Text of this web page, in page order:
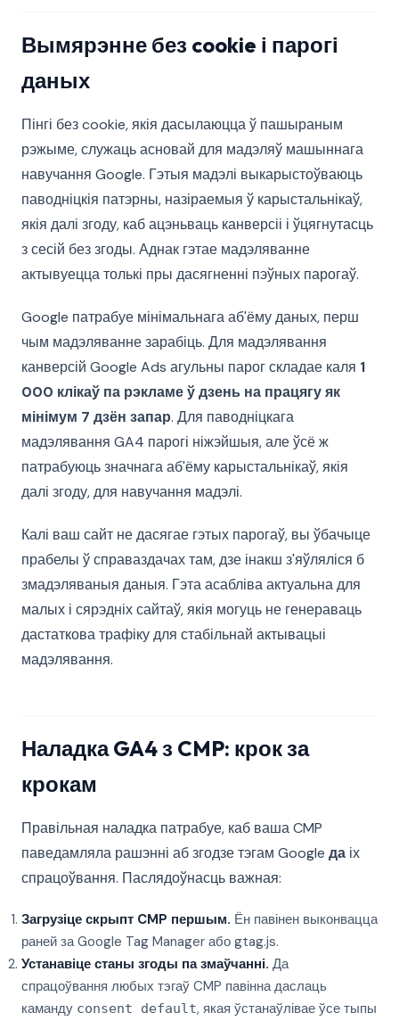
Вымярэнне без cookie і парогі
даных
Пінгі без cookie, якія дасылаюцца ў пашыраным
рэжыме, служаць асновай для мадэляў машыннага
навучання Google. Гэтыя мадэлі выкарыстоўваюць
паводніцкія патэрны, назіраемыя ў карыстальнікаў,
якія далі згоду, каб ацэньваць канверсіі і ўцягнутасць
з сесій без згоды. Аднак гэтае мадэляванне
актывуецца толькі пры дасягненні пэўных парогаў.
Google патрабуе мінімальнага аб'ёму даных, перш
чым мадэляванне зарабіць. Для мадэлявання
канверсій Google Ads агульны парог складае каля 1
000 клікаў па рэкламе ў дзень на працягу як
мінімум 7 дзён запар. Для паводніцкага
мадэлявання GA4 парогі ніжэйшыя, але ўсё ж
патрабуюць значнага аб'ёму карыстальнікаў, якія
далі згоду, для навучання мадэлі.
Калі ваш сайт не дасягае гэтых парогаў, вы ўбачыце
прабелы ў справаздачах там, дзе інакш з'яўляліся б
змадэляваныя даныя. Гэта асабліва актуальна для
малых і сярэдніх сайтаў, якія могуць не генераваць
дастаткова трафіку для стабільнай актывацыі
мадэлявання.
Наладка GA4 з CMP: крок за
крокам
Правільная наладка патрабуе, каб ваша CMP
паведамляла рашэнні аб згодзе тэгам Google да іх
спрацоўвання. Паслядоўнасць важная:
Загрузіце скрыпт CMP першым. Ён павінен выконвацца
раней за Google Tag Manager або gtag.js.
Устанавіце станы згоды па змаўчанні. Да
спрацоўвання любых тэгаў CMP павінна даслаць
каманду consent default, якая ўстанаўлівае ўсе тыпы